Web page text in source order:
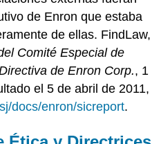
de Enron que estaba
de ellas. FindLaw,
Comité Especial de
de Enron Corp., 1
el 5 de abril de 2011,
docs/enron/sicreport.